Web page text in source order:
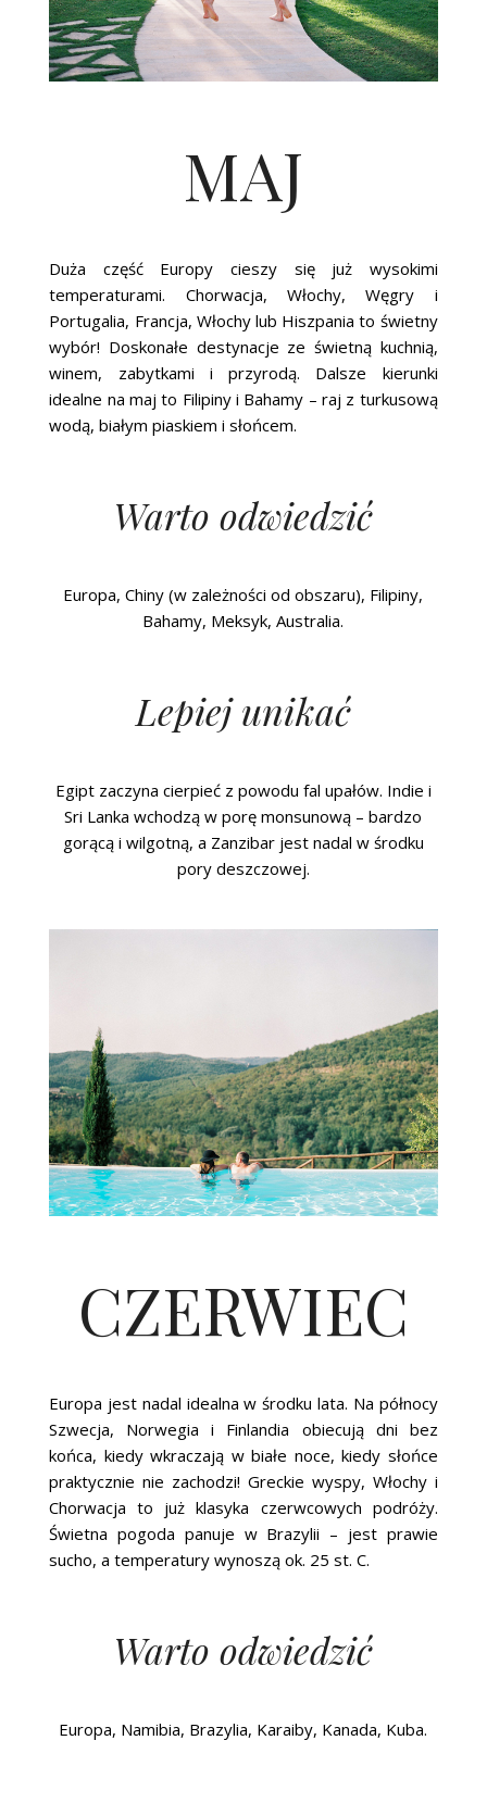
MAJ
Duża część Europy cieszy się już wysokimi
temperaturami. Chorwacja, Włochy, Węgry i
Portugalia, Francja, Włochy lub Hiszpania to świetny
wybór! Doskonałe destynacje ze świetną kuchnią,
winem, zabytkami i przyrodą. Dalsze kierunki
idealne na maj to Filipiny i Bahamy – raj z turkusową
wodą, białym piaskiem i słońcem.
Warto odwiedzić
Europa, Chiny (w zależności od obszaru), Filipiny,
Bahamy, Meksyk, Australia.
Lepiej unikać
Egipt zaczyna cierpieć z powodu fal upałów. Indie i
Sri Lanka wchodzą w porę monsunową – bardzo
gorącą i wilgotną, a Zanzibar jest nadal w środku
pory deszczowej.
CZERWIEC
Europa jest nadal idealna w środku lata. Na północy
Szwecja, Norwegia i Finlandia obiecują dni bez
końca, kiedy wkraczają w białe noce, kiedy słońce
praktycznie nie zachodzi! Greckie wyspy, Włochy i
Chorwacja to już klasyka czerwcowych podróży.
Świetna pogoda panuje w Brazylii – jest prawie
sucho, a temperatury wynoszą ok. 25 st. C.
Warto odwiedzić
Europa, Namibia, Brazylia, Karaiby, Kanada, Kuba.